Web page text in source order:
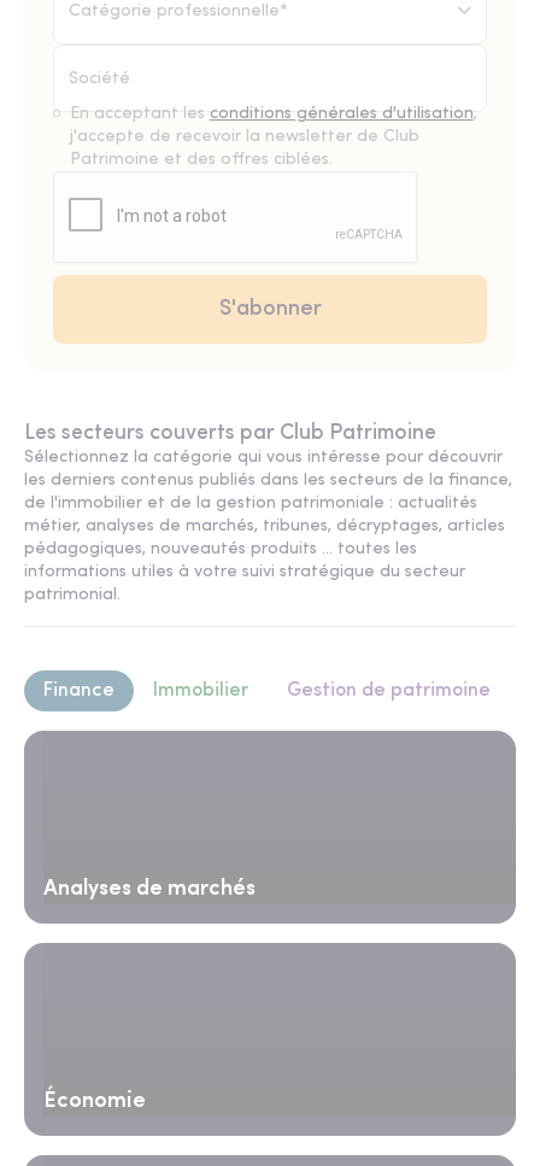
Catégorie professionnelle*
En acceptant les conditions générales d'utilisation,
j'accepte de recevoir la newsletter de Club
Patrimoine et des offres ciblées.
Les secteurs couverts par Club Patrimoine
Sélectionnez la catégorie qui vous intéresse pour découvrir
les derniers contenus publiés dans les secteurs de la finance,
de l'immobilier et de la gestion patrimoniale : actualités
métier, analyses de marchés, tribunes, décryptages, articles
pédagogiques, nouveautés produits ... toutes les
informations utiles à votre suivi stratégique du secteur
patrimonial.
Finance Immobilier Gestion de patrimoine
Analyses de marchés
Économie